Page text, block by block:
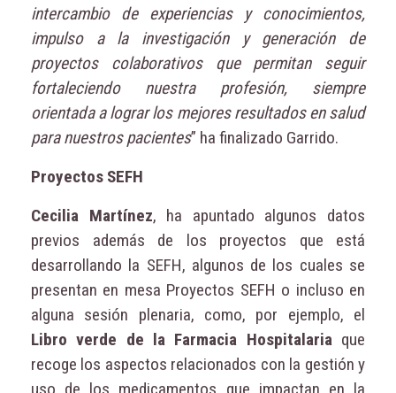
intercambio de experiencias y conocimientos,
impulso a la investigación y generación de
proyectos colaborativos que permitan seguir
fortaleciendo nuestra profesión, siempre
orientada a lograr los mejores resultados en salud
para nuestros pacientes” ha finalizado Garrido.
Proyectos SEFH
Cecilia Martínez, ha apuntado algunos datos
previos además de los proyectos que está
desarrollando la SEFH, algunos de los cuales se
presentan en mesa Proyectos SEFH o incluso en
alguna sesión plenaria, como, por ejemplo, el
Libro verde de la Farmacia Hospitalariaque
recoge los aspectos relacionados con la gestión y
uso de los medicamentos que impactan en la